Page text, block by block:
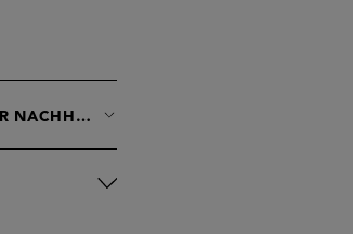
NACHHALTIGKEIT